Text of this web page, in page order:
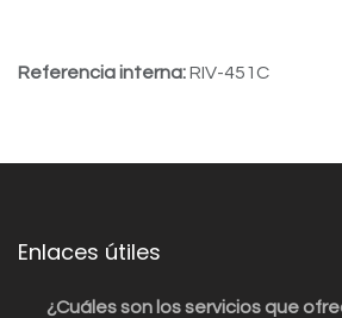
Referencia interna:RIV-451C
Enlaces útiles
¿Cuáles son los servicios que